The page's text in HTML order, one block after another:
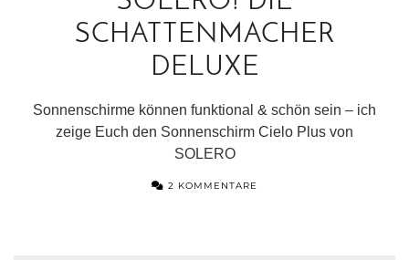
SCHATTENMACHER
DELUXE
Sonnenschirme können funktional & schön sein – ich
zeige Euch den Sonnenschirm Cielo Plus von
SOLERO
2 KOMMENTARE